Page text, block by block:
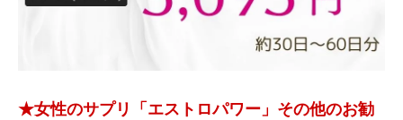
★女性のサプリ「エストロパワー」その他のお勧